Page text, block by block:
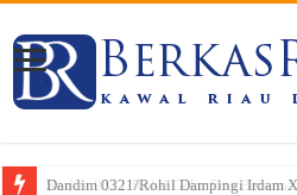
Kodim 0321/Rohil Gelar Doa